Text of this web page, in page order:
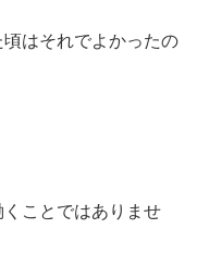
はそれでよかったの
ことではありませ